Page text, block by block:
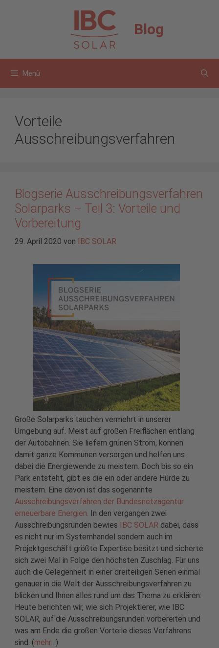
Blog
Menü
Vorteile
Ausschreibungsverfahren
Blogserie Ausschreibungsverfahren
Solarparks – Teil 3: Vorteile und
Vorbereitung
29. April 2020 von IBC SOLAR
Große Solarparks tauchen vermehrt in unserer
Umgebung auf. Meist auf großen Freiflächen entlang
der Autobahnen. Sie liefern grünen Strom, können
damit ganze Kommunen versorgen und helfen uns
dabei die Energiewende zu meistern. Doch bis so ein
Park entsteht, gibt es die ein oder andere Hürde zu
meistern. Eine davon ist das sogenannte
Ausschreibungsverfahren der Bundesnetzagentur
erneuerbare Energien. In den vergangen zwei
Ausschreibungsrunden bewies
IBC SOLAR dabei, dass
es nicht nur im Systemhandel sondern auch im
Projektgeschäft größte Expertise besitzt und sicherte
sich zwei Mal in Folge den höchsten Zuschlag. Für uns
auch die Gelegenheit in einer dreiteiligen Serien einmal
genauer in die Welt der Ausschreibungsverfahren zu
blicken und Ihnen alles rund um das Thema zu erklären:
Heute berichten wir, wie sich Projektierer, wie IBC
SOLAR, auf die Ausschreibungsrunden vorbereiten und
was am Ende die großen Vorteile dieses Verfahrens
sind. (mehr…)